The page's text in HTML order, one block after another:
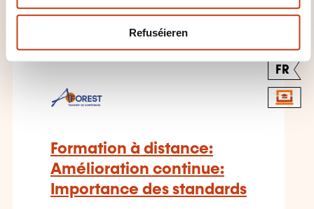
Refuséieren
FR
Formation à distance:
Amélioration continue:
Importance des standards